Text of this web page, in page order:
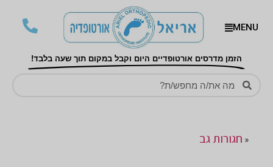
MENU
הזמן מדרסים אורטופדיים היום וקבל במקום תוך שעה בלבד!
« חגורות גב